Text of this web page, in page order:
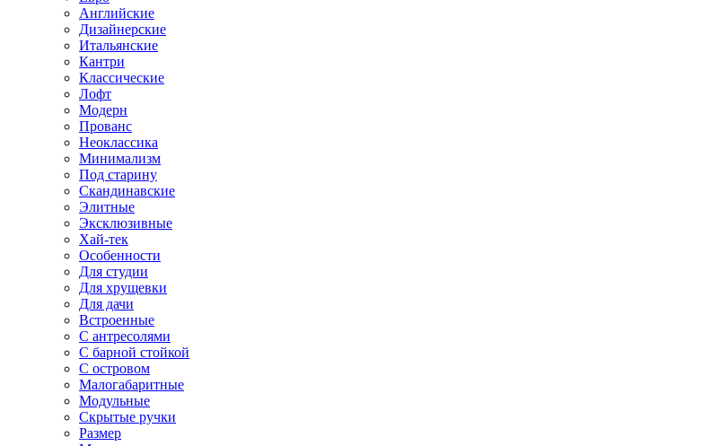
Английские
Дизайнерские
Итальянские
Кантри
Классические
Лофт
Модерн
Прованс
Неоклассика
Минимализм
Под старину
Скандинавские
Элитные
Эксклюзивные
Хай-тек
Особенности
Для студии
Для хрущевки
Для дачи
Встроенные
С антресолями
С барной стойкой
С островом
Малогабаритные
Модульные
Скрытые ручки
Размер